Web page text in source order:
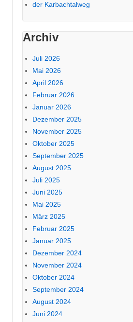
der Karbachtalweg
Archiv
Juli 2026
Mai 2026
April 2026
Februar 2026
Januar 2026
Dezember 2025
November 2025
Oktober 2025
September 2025
August 2025
Juli 2025
Juni 2025
Mai 2025
März 2025
Februar 2025
Januar 2025
Dezember 2024
November 2024
Oktober 2024
September 2024
August 2024
Juni 2024